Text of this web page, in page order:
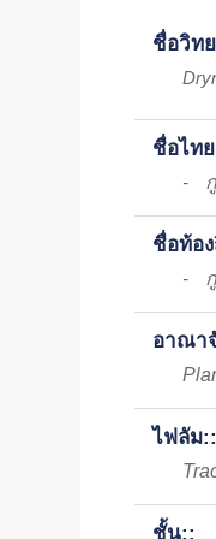
ชื่อวิท
ชื่อไท
-
ชื่อท้อ
-
อาณา
ไฟลัม::
ชั้น::